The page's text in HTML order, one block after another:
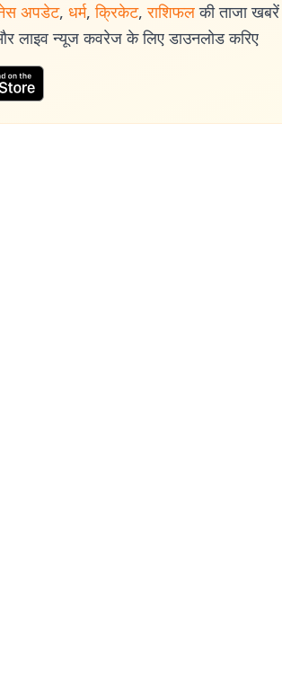
अपडेट, धर्म, क्रिकेट, राशिफल की ताजा
लाइव न्यूज कवरेज के लिए डाउनलोड करिए